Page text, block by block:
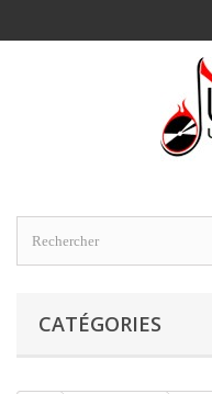
CATÉGORIES